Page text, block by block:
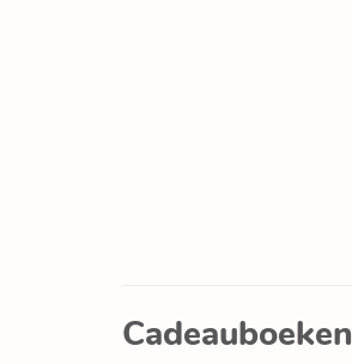
Cadeauboeken